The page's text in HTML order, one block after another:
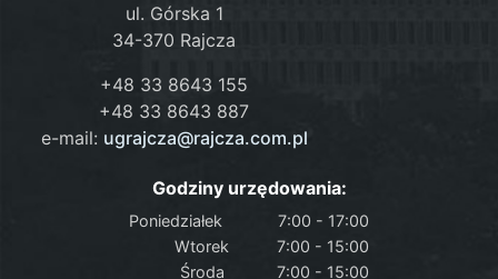
ul. Górska 1
34-370 Rajcza
+48 33 8643 155
+48 33 8643 887
e-mail: ugrajcza@rajcza.com.pl
Godziny urzędowania:
Poniedziałek
7:00 - 17:00
Wtorek
7:00 - 15:00
Środa
7:00 - 15:00